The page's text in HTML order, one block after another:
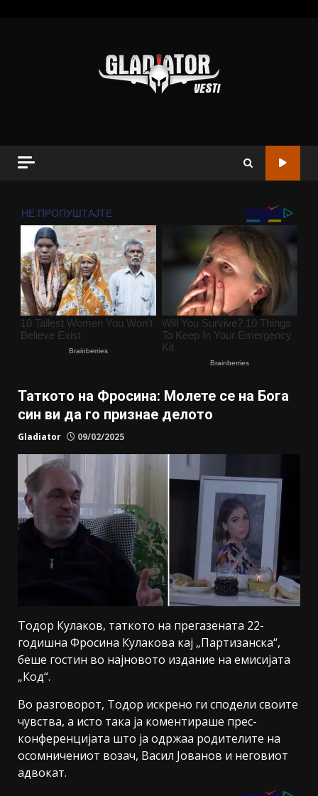
Таткото на Фросина: Молете се на Бога
син ви да го признае делото
Gladiator 09/02/2025
Тодор Кулаков, таткото на прегазената 22-
годишна Фросина Кулакова кај „Партизанска“,
беше гостин во најновото издание на емисијата
„Код“.
Во разговорот, Тодор искрено ги сподели своите
чувства, а исто така ја коментираше прес-
конференцијата што ја одржаа родителите на
осомничениот возач, Васил Јованов и неговиот
адвокат.